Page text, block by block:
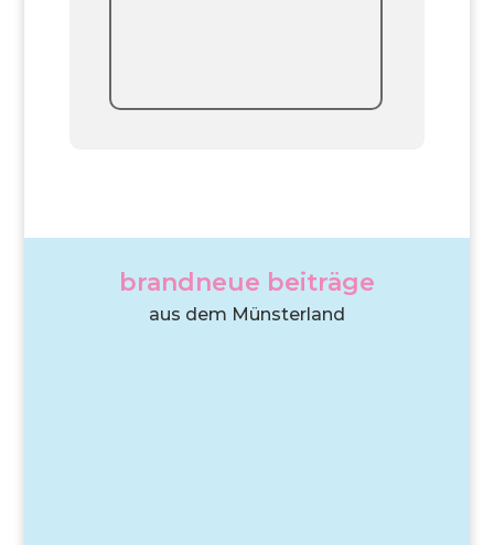
brandneue beiträge
aus dem Münsterland